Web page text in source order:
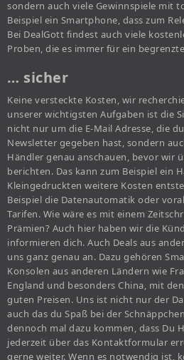
sondern auch viele Gewinnspiele mit
Beispiel ein Smartphone, dass zum
Bei DealGott findest auch viele
Proben, die es immer für ein
… sicher
Keine versteckte Kosten, wir
unserer wichtigsten Aufgaben ist die
nicht nur um die E-Mail Adresse, die
Newsletter gegeben hast, sondern
Händler genau anschauen, bevor wir
berichten. Das kann zum Beispiel ein
Kleingedruckten weitere Kosten
Beispiel die Datenautomatik oder
Tarifen. Wie wäre es mit einem
Prämien? Auch hier haben wir die
informieren dich. Auch Deals aus
uns ganz genau an. Dazu gehören
Konsolen aus anderen Ländern wie
England und besonders China, mit
guten Preisen. Uns ist nicht nur der
auch das du Spaß bei der
dennoch mal dazu kommen, dass Du
jederzeit über das Kontaktformular
gerne weiter. Wenn es notwendig ist,